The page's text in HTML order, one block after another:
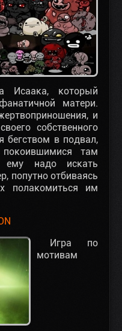
Исаака, который
матери.
и
собственного
бегством в подвал,
там
ему надо искать
попутно отбиваясь
полакомиться им
Игра по
мотивам